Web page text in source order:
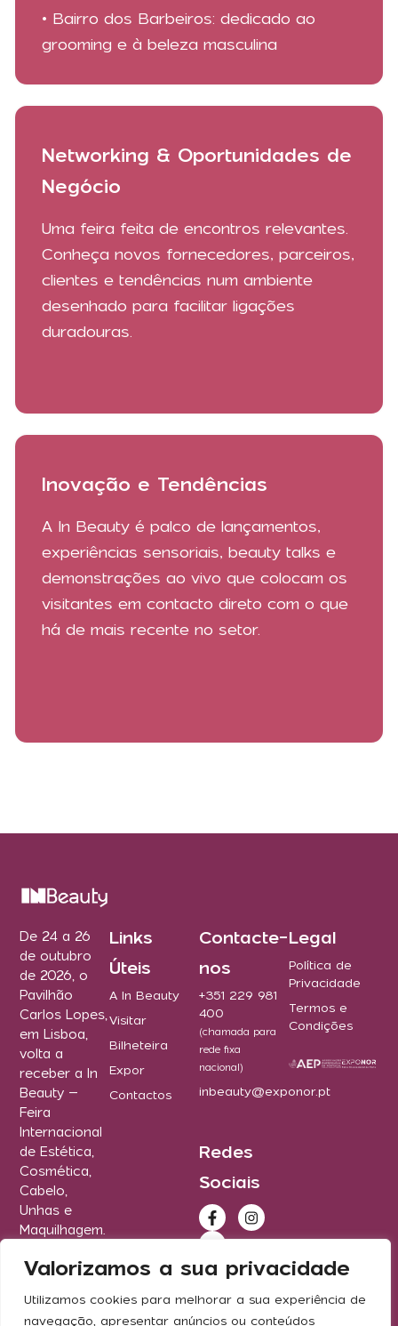
Valorizamos a sua privacidade
Utilizamos cookies para melhorar a sua experiência de
navegação, apresentar anúncios ou conteúdos
• Bairro dos Barbeiros: dedicado ao
grooming e à beleza masculina
Networking & Oportunidades de
Negócio
Uma feira feita de encontros relevantes.
Conheça novos fornecedores, parceiros,
clientes e tendências num ambiente
desenhado para facilitar ligações
duradouras.
Inovação e Tendências
A In Beauty é palco de lançamentos,
experiências sensoriais, beauty talks e
demonstrações ao vivo que colocam os
visitantes em contacto direto com o que
há de mais recente no setor.
De 24 a 26
de outubro
de 2026, o
Pavilhão
Carlos Lopes,
em Lisboa,
volta a
receber a In
Beauty –
Feira
Internacional
de Estética,
Cosmética,
Cabelo,
Unhas e
Maquilhagem.
2025 © todos
os direitos
Links
Úteis
A In Beauty
Visitar
Bilheteira
Expor
Contactos
Contacte-
nos
+351 229 981
400
(chamada para
rede fixa
nacional)
inbeauty@exponor.pt
Redes
Sociais
Legal
Política de
Privacidade
Termos e
Condições